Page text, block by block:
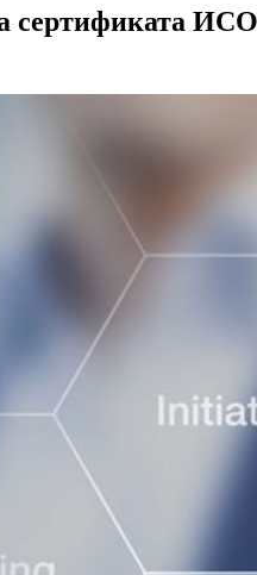
сертификата ИСО